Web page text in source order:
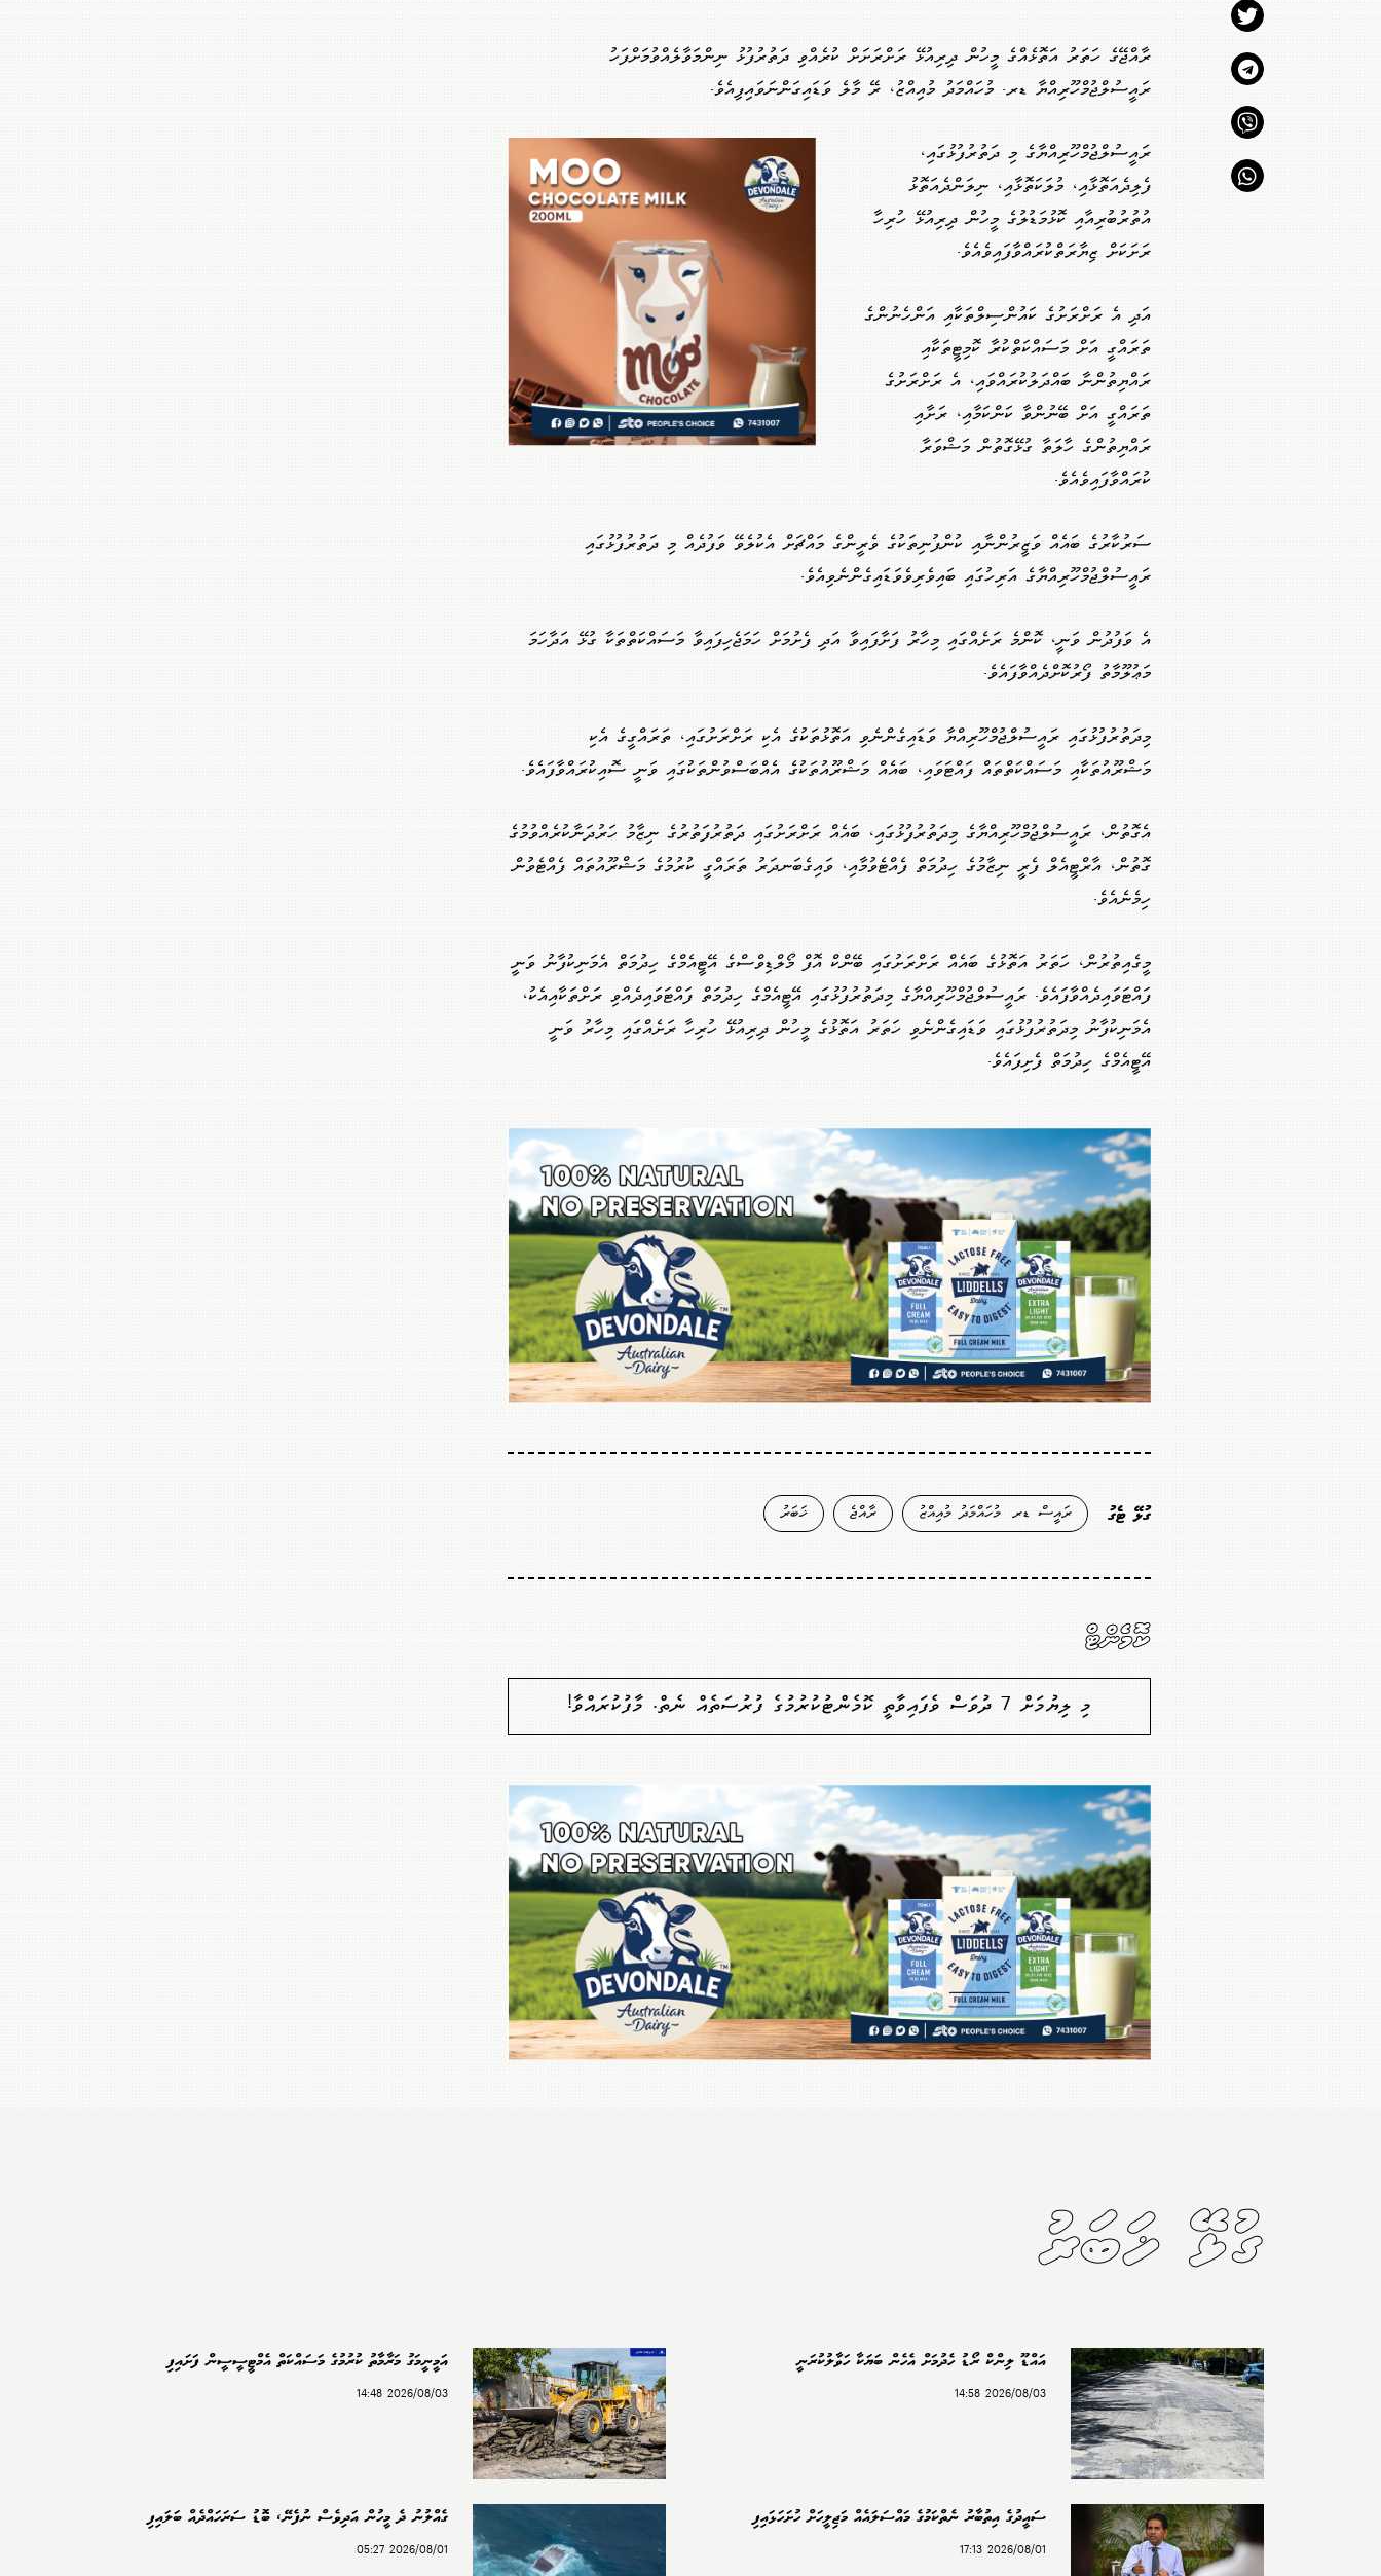
ރާއްޖޭގެ ހަތަރު އަތޮޅެއްގެ މީހުން ދިރިއުޅޭ ރަށްރަށަށް ކުރެއްވި ދަތުރުފުޅު ނިންމަވާލެއްވުމަށްފަހު
ރައީސުލްޖުމްހޫރިއްޔާ ޑރ. މުހައްމަދު މުއިއްޒު، ރޭ މާލެ ވަޑައިގަންނަވައިފިއެވެ.
ރައީސުލްޖުމްހޫރިއްޔާގެ މި ދަތުރުފުޅުގައި،
ފެލިދެއަތޮޅާއި، މުލަކަތޮޅާއި، ނިލަންދެއަތޮޅު
އުތުރުބުރިއާއި ކޮޅުމަޑުލުގެ މީހުން ދިރިއުޅޭ ހުރިހާ
ރަށަކަށް ޒިޔާރަތްކުރައްވާފައިވެއެވެ.
އަދި އެ ރަށްރަށުގެ ކައުންސިލްތަކާއި އަންހެނުންގެ
ތަރައްގީ އަށް މަސައްކަތްކުރާ ކޮމިޓީތަކާއި
ރައްޔިތުންނާ ބައްދަލުކުރައްވައި، އެ ރަށްރަށުގެ
ތަރައްގީ އަށް ބޭނުންވާ ކަންކަމާއި، ރަށާއި
ރައްޔިތުންގެ ހާލަތާ ގުޅޭގޮތުން މަޝްވަރާ
ކުރައްވާފައިވެއެވެ.
ސަރުކާރުގެ ބައެއް ވަޒީރުންނާއި ކުންފުނިތަކުގެ ވެރީންގެ މައްޗަށް އެކުލެވޭ ވަފުދެއް މި ދަތުރުފުޅުގައި
ރައީސުލްޖުމްހޫރިއްޔާގެ އަރިހުގައި ބައިވެރިވެވަޑައިގެންނެވިއެވެ.
އެ ވަފުދުން ވަނީ، ކޮންމެ ރަށެއްގައި މިހާރު ފަށާފައިވާ އަދި ފެށުމަށް ހަމަޖެހިފައިވާ މަސައްކަތްތަކާ ގުޅޭ އަދާހަމަ
މަޢުލޫމާތު ފޯރުކޮށްދެއްވާފައެވެ.
މިދަތުރުފުޅުގައި ރައީސުލްޖުމްހޫރިއްޔާ ވަޑައިގެންނެވި އަތޮޅުތަކުގެ އެކި ރަށްރަށުގައި، ތަރައްގީގެ އެކި
މަޝްރޫއުތަކާއި މަސައްކަތްތައް ފައްޓަވައި، ބައެއް މަޝްރޫއުތަކުގެ އެއްބަސްވުންތަކުގައި ވަނީ ސޮއިކުރައްވާފައެވެ.
އެގޮތުން، ރައީސުލްޖުމްހޫރިއްޔާގެ މިދަތުރުފުޅުގައި، ބައެއް ރަށްރަށުގައި ދަތުރުފަތުރުގެ ނިޒާމު ހަރުދަނާކުރެއްވުމުގެ
ގޮތުން، އާރްޓީއެލް ފެރީ ނިޒާމުގެ ހިދުމަތް ފެއްޓެވުމާއި، ވައިގެބަނދަރު ތަރައްގީ ކުރުމުގެ މަޝްރޫއުތައް ފެއްޓެވުން
ހިމެނެއެވެ.
މީގެއިތުރުން، ހަތަރު އަތޮޅުގެ ބައެއް ރަށްރަށުގައި ބޭންކް އޮފް މޯލްޑިވްސްގެ އޭޓީއެމްގެ ހިދުމަތް އެމަނިކުފާނު ވަނީ
ފައްޓަވައިދެއްވާފައެވެ. ރައީސުލްޖުމްހޫރިއްޔާގެ މިދަތުރުފުޅުގައި އޭޓީއެމްގެ ހިދުމަތް ފައްޓަވައިދެއްވި ރަށްތަކާއިއެކު،
އެމަނިކުފާނު މިދަތުރުފުޅުގައި ވަޑައިގެންނެވި ހަތަރު އަތޮޅުގެ މީހުން ދިރިއުޅޭ ހުރިހާ ރަށެއްގައި މިހާރު ވަނީ
އޭޓީއެމްގެ ހިދުމަތް ފެށިފައެވެ.
ގުޅޭ ޓެގު ރައީސް ޑރ. މުހައްމަދު މުއިއްޒު ރާއްޖެ ޚަބަރު
ކޮމެންޓް
މި ލިޔުމަށް 7 ދުވަސް ވެފައިވާތީ ކޮމެންޓުކުރުމުގެ ފުރުސަތެއް ނެތް. މާފުކުރައްވާ!
ގުޅޭ ޚަބަރު
އައްޑޫ ލިންކް ރޯޑު ހެދުމަށް އެހެން ބަޔަކާ ހަވާލުކުރަނީ
2026/08/03 14:58
އަމީނީމަގު މަރާމާތު ކުރުމުގެ މަސައްކަތް އެމްޓީސީސީން ފަށައިފި
2026/08/03 14:48
ސައީދުގެ އިތުބާރު ނެތްކަމުގެ މައްސަލައެއް މަޖިލީހަށް ހުށަހަޅައިފި
2026/08/01 17:13
ގެއްލުނު ދެ މީހުން އަދިވެސް ނުފެނޭ، ބޮޑު ސަރަހައްދެއް ބަލައިފި
2026/08/01 05:27